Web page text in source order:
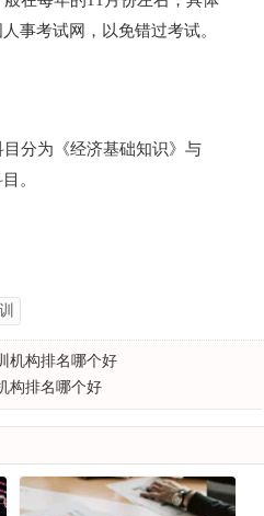
事考试网，以免错过考试。
分为《经济基础知识》与
。
机构排名哪个好
构排名哪个好